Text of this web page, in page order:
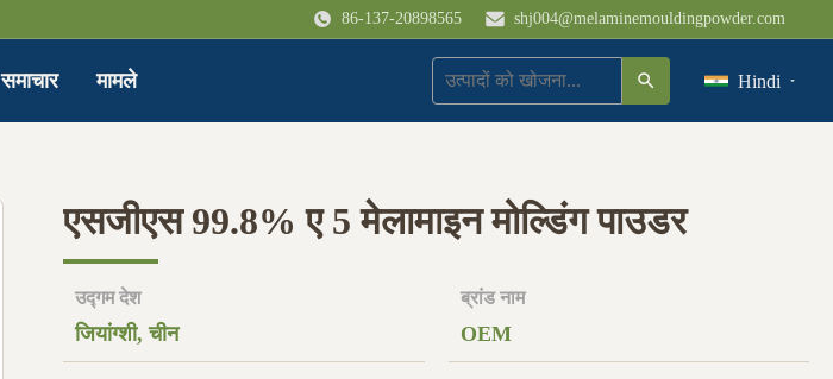
86-137-20898565 shj004@melaminemouldingpowder.com
समाचार मामले Hindi
एसजीएस 99.8% ए 5 मेलामाइन मोल्डिंग पाउडर
उद्गम देश
जियांग्शी, चीन
ब्रांड नाम
OEM